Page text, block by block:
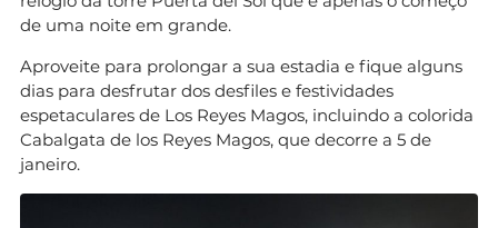
de uma noite em grande.
Aproveite para prolongar a sua estadia e fique alguns
dias para desfrutar dos desfiles e festividades
espetaculares de Los Reyes Magos, incluindo a colorida
Cabalgata de los Reyes Magos, que decorre a 5 de
janeiro.